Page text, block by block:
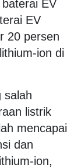
EV
EV
20 persen
ion di
salah
listrik
mencapai
dan
ion,